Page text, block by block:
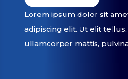
Lorem ipsum dolor sit
adipiscing elit. Ut elit
ullamcorper mattis,